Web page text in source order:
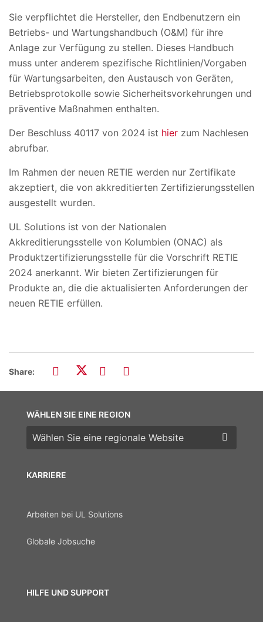
Sie verpflichtet die Hersteller, den Endbenutzern ein
Betriebs- und Wartungshandbuch (O&M) für ihre
Anlage zur Verfügung zu stellen. Dieses Handbuch
muss unter anderem spezifische Richtlinien/Vorgaben
für Wartungsarbeiten, den Austausch von Geräten,
Betriebsprotokolle sowie Sicherheitsvorkehrungen und
präventive Maßnahmen enthalten.
Der Beschluss 40117 von 2024 ist hier zum Nachlesen
abrufbar.
Im Rahmen der neuen RETIE werden nur Zertifikate
akzeptiert, die von akkreditierten Zertifizierungsstellen
ausgestellt wurden.
UL Solutions ist von der Nationalen
Akkreditierungsstelle von Kolumbien (ONAC) als
Produktzertifizierungsstelle für die Vorschrift RETIE
2024 anerkannt. Wir bieten Zertifizierungen für
Produkte an, die die aktualisierten Anforderungen der
neuen RETIE erfüllen.
Share:
KARRIERE
Arbeiten bei UL Solutions
Globale Jobsuche
HILFE UND SUPPORT
WÄHLEN SIE EINE REGION
Wählen Sie eine Region